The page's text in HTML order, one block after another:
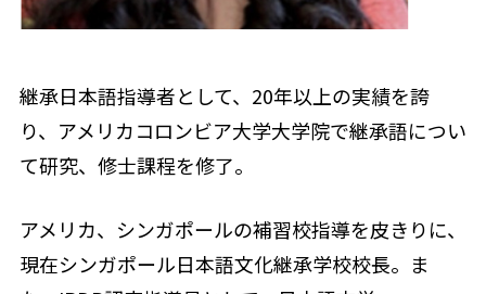
継承日本語指導者として、20年以上の実績を誇
り、アメリカコロンビア大学大学院で継承語につい
て研究、修士課程を修了。
アメリカ、シンガポールの補習校指導を皮きりに、
現在シンガポール日本語文化継承学校校長。ま